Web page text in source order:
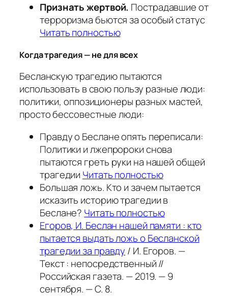
Признать жертвой. Пострадавшие от
терроризма бьются за особый статус
Читать полностью
Когда трагедия — не для всех
Бесланскую трагедию пытаются
использовать в свою пользу разные люди:
политики, оппозиционеры разных мастей,
просто бессовестные люди:
Правду о Беслане опять переписали:
Политики и лжепророки снова
пытаются греть руки на нашей общей
трагедии Читать полностью
Большая ложь. Кто и зачем пытается
исказить историю трагедии в
Беслане? Читать полностью
Егоров, И. Беслан нашей памяти : кто
пытается выдать ложь о Бесланской
трагедии за правду / И. Егоров. —
Текст : непосредственный //
Российская газета. — 2019. — 9
сентября. — С. 8.